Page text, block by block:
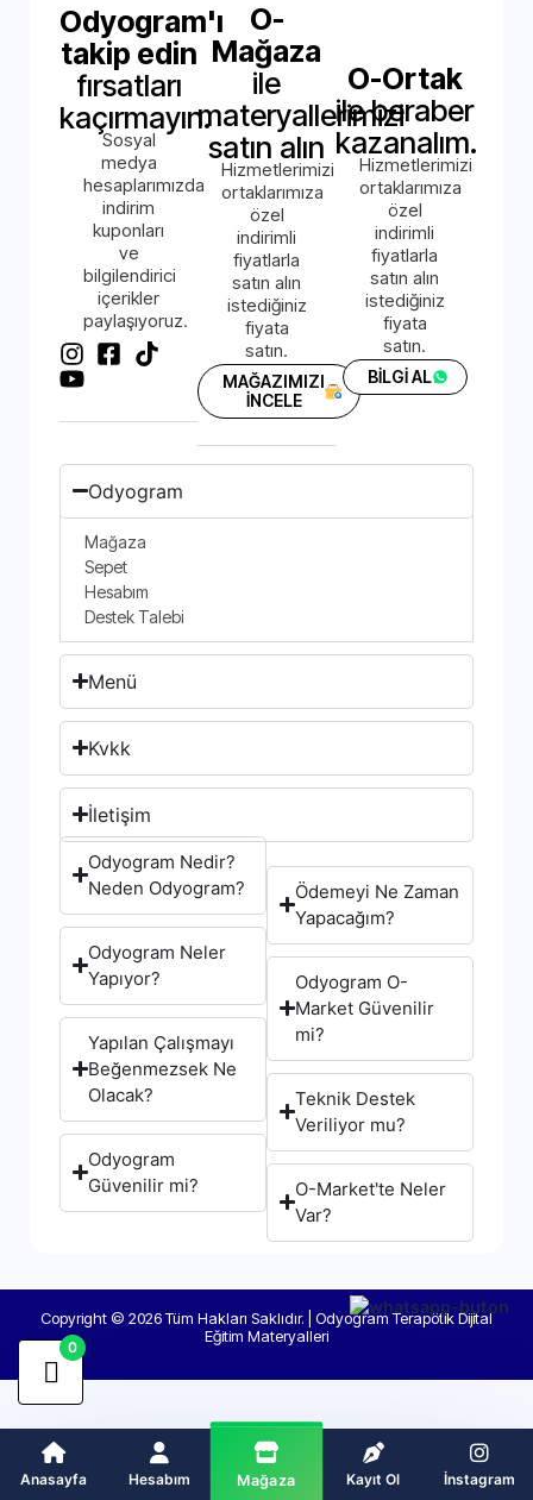
Anasayfa Hesabım Mağaza Kayıt Ol İnstagram
Odyogram'ı
takip edin
fırsatları
kaçırmayın.
Sosyal
medya
hesaplarımızda
indirim
kuponları
ve
bilgilendirici
içerikler
paylaşıyoruz.
O-
Mağaza
ile
materyallerimizi
satın alın
Hizmetlerimizi
ortaklarımıza
özel
indirimli
fiyatlarla
satın alın
istediğiniz
fiyata
satın.
MAĞAZIMIZI
İNCELE
O-Ortak
ile beraber
kazanalım.
Hizmetlerimizi
ortaklarımıza
özel
indirimli
fiyatlarla
satın alın
istediğiniz
fiyata
satın.
BİLGİ AL
Odyogram
Mağaza
Sepet
Hesabım
Destek Talebi
Menü
Kvkk
İletişim
Odyogram Nedir?
Neden Odyogram?
Odyogram Neler
Yapıyor?
Yapılan Çalışmayı
Beğenmezsek Ne
Olacak?
Odyogram
Güvenilir mi?
Ödemeyi Ne Zaman
Yapacağım?
Odyogram O-
Market Güvenilir
mi?
Teknik Destek
Veriliyor mu?
O-Market'te Neler
Var?
Copyright © 2026 Tüm Hakları Saklıdır. | Odyogram Terapötik Dijital
Eğitim Materyalleri
0